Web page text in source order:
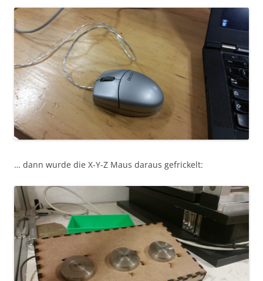
… dann wurde die X-Y-Z Maus daraus gefrickelt: